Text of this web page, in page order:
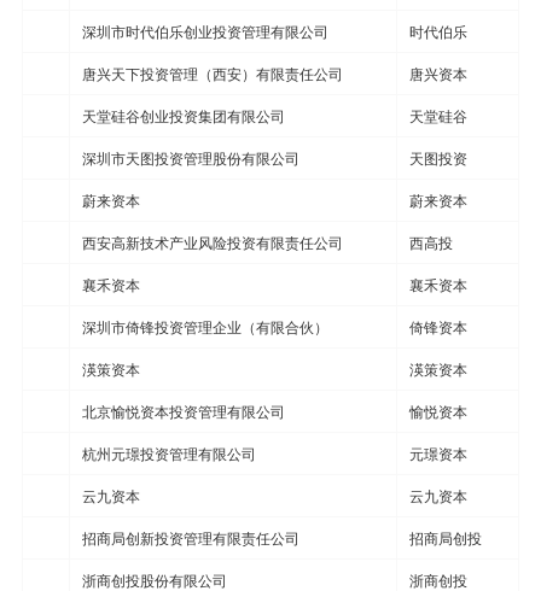
深圳市时代伯乐创业投资管理有限公司 时代伯乐
唐兴天下投资管理（西安）有限责任公司 唐兴资本
天堂硅谷创业投资集团有限公司 天堂硅谷
深圳市天图投资管理股份有限公司 天图投资
蔚来资本 蔚来资本
西安高新技术产业风险投资有限责任公司 西高投
襄禾资本 襄禾资本
深圳市倚锋投资管理企业（有限合伙） 倚锋资本
渶策资本 渶策资本
北京愉悦资本投资管理有限公司 愉悦资本
杭州元璟投资管理有限公司 元璟资本
云九资本 云九资本
招商局创新投资管理有限责任公司 招商局创投
浙商创投股份有限公司 浙商创投